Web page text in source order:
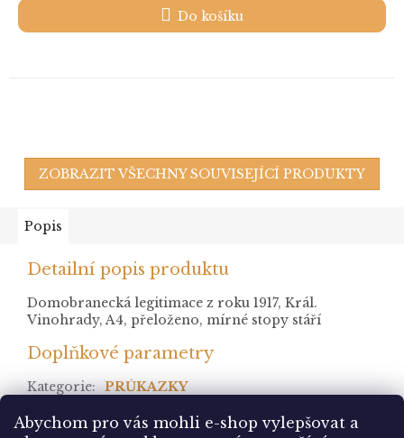
Abychom pro vás mohli e-shop vylepšovat a
Do košíku
ZOBRAZIT VŠECHNY SOUVISEJÍCÍ PRODUKTY
Popis
Detailní popis produktu
Domobranecká legitimace z roku 1917, Král.
Vinohrady, A4, přeloženo, mírné stopy stáří
Doplňkové parametry
Kategorie: PRŮKAZKY